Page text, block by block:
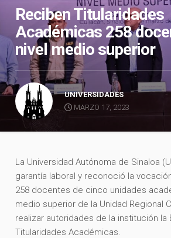
Reciben Titularidades
Académicas 258
nivel medio superior
UNIVERSIDADES
MARZO 17, 2023
La Universidad Autónoma de Sinaloa
garantía laboral y reconoció la
258 docentes de cinco unidades
medio superior de la Unidad Regional
realizar autoridades de la institución la
Titularidades Académicas.